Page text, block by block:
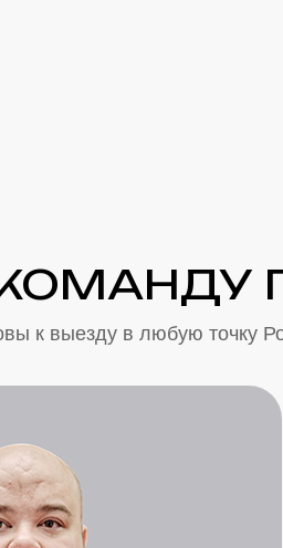
к выезду в любую точку